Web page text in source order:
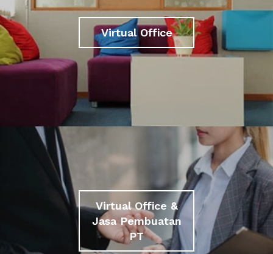
Virtual Office
Virtual Office &
Jasa Pembuatan
PT